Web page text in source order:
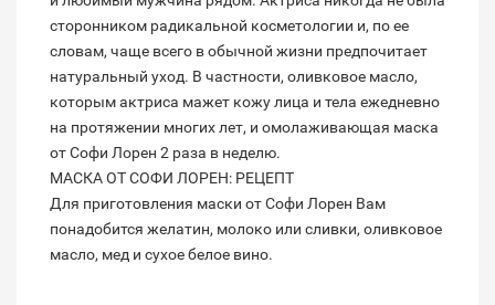
сторонником радикальной косметологии и, по ее
словам, чаще всего в обычной жизни предпочитает
натуральный уход. В частности, оливковое масло,
которым актриса мажет кожу лица и тела ежедневно
на протяжении многих лет, и омолаживающая маска
от Софи Лорен 2 раза в неделю.
МАСКА ОТ СОФИ ЛОРЕН: РЕЦЕПТ
Для приготовления маски от Софи Лорен Вам
понадобится желатин, молоко или сливки, оливковое
масло, мед и сухое белое вино.